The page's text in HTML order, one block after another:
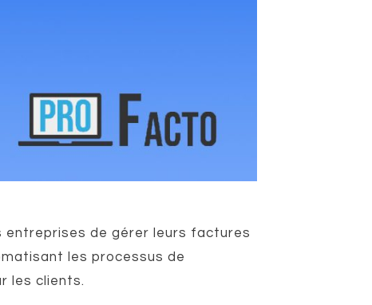
entreprises de gérer leurs factures
les processus de
les clients.